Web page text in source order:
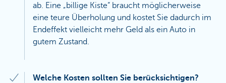
ab. Eine „billige Kiste“ braucht möglicherweise
eine teure Überholung und kostet Sie dadurch im
Endeffekt vielleicht mehr Geld als ein Auto in
gutem Zustand.
Welche Kosten sollten Sie berücksichtigen?